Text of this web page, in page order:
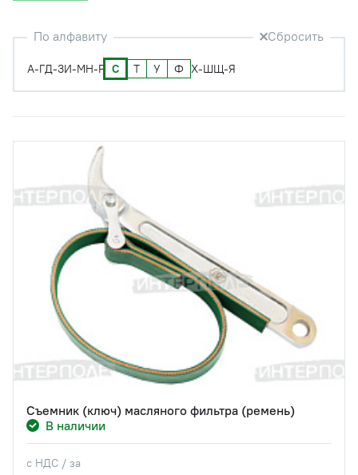
По алфавиту Сбросить
А-ГД-ЗИ-МН-Р С Т У Ф Х-ШЩ-Я
Съемник (ключ) масляного фильтра (ремень)
В наличии
с НДС / за